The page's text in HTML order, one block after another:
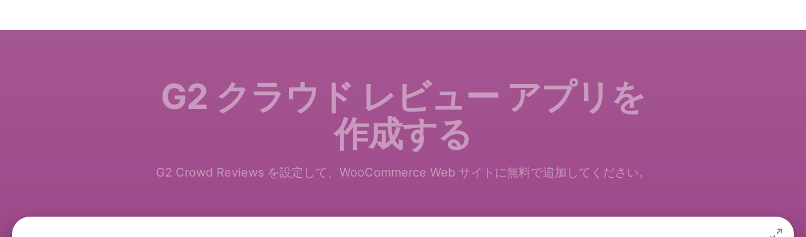
G2 クラウド レビュー アプリを
作成する
G2 Crowd Reviews を設定して、WooCommerce Web サイトに無料で追加してください。